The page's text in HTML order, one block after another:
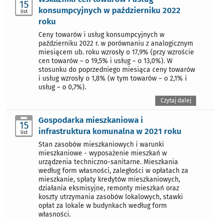
15
list
konsumpcyjnych w październiku 2022
roku
Ceny towarów i usług konsumpcyjnych w
październiku 2022 r. w porównaniu z analogicznym
miesiącem ub. roku wzrosły o 17,9% (przy wzroście
cen towarów – o 19,5% i usług – o 13,0%). W
stosunku do poprzedniego miesiąca ceny towarów
i usług wzrosły o 1,8% (w tym towarów – o 2,1% i
usług – o 0,7%).
Czytaj dalej
15
list
Gospodarka mieszkaniowa i
infrastruktura komunalna w 2021 roku
Stan zasobów mieszkaniowych i warunki
mieszkaniowe - wyposażenie mieszkań w
urządzenia techniczno-sanitarne. Mieszkania
według form własności, zaległości w opłatach za
mieszkanie, spłaty kredytów mieszkaniowych,
działania eksmisyjne, remonty mieszkań oraz
koszty utrzymania zasobów lokalowych, stawki
opłat za lokale w budynkach według form
własności.